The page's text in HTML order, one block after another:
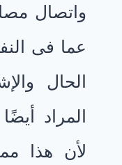
واتصال
عما فى
الحال
المراد
لأن هذا